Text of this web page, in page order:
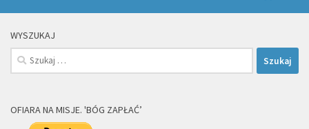
WYSZUKAJ
Szukaj:
OFIARA NA MISJE. 'BÓG ZAPŁAĆ’